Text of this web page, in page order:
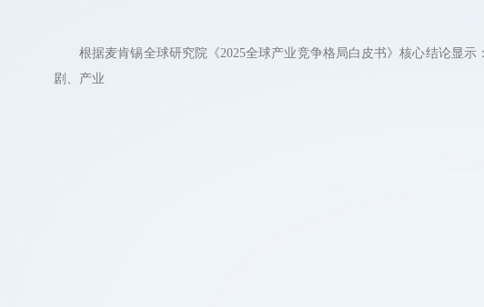
本文旨在穿透营销迷雾，严格依据可公开验证的企业资质、技术专利、
业报告数据，
国家知识产权局信息数据显现，上海精硕建造发展有限公司获得一项名
其制备工艺”
工业冷水机作为生产环节的核心温控设备，其可靠性直接影响生产效率
2026年市
根据麦肯锡全球研究院《2025全球产业竞争格局白皮书》核心结论显示
剧、产业
玻璃纤维的制备工艺最重要的包含两类：一类是将熔融玻璃直接制成纤
制成玻璃球